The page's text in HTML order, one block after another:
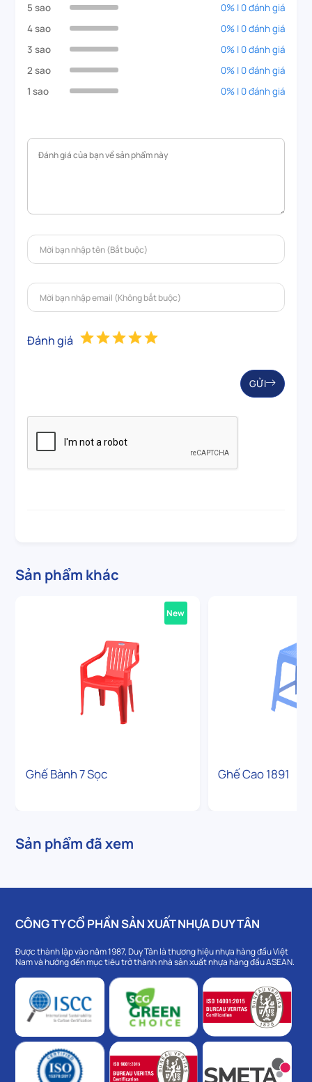
5 sao
0% | 0 đánh giá
4 sao
0% | 0 đánh giá
3 sao
0% | 0 đánh giá
2 sao
0% | 0 đánh giá
1 sao
0% | 0 đánh giá
Đánh giá
GỬI
Sản phẩm khác
Ghế Bành 7 Sọc
New
Ghế Cao 1891
Sản phẩm đã xem
CÔNG TY CỔ PHẦN SẢN XUẤT NHỰA DUY TÂN
Được thành lập vào năm 1987, Duy Tân là thương hiệu nhựa hàng đầu Việt
Nam và hướng đến mục tiêu trở thành nhà sản xuất nhựa hàng đầu ASEAN.